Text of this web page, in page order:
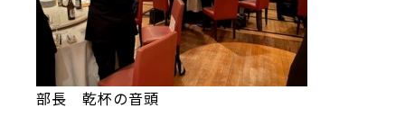
部長 乾杯の音頭